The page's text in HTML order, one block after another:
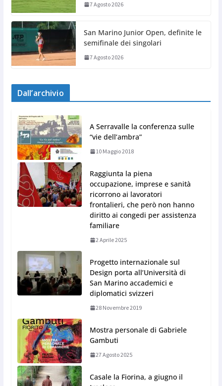
7 Agosto 2026
San Marino Junior Open, definite le
semifinale dei singolari
7 Agosto 2026
Dall’archivio
A Serravalle la conferenza sulle
“vie dell’ambra”
10 Maggio 2018
Raggiunta la piena
occupazione, imprese e sanità
ricorrono ai lavoratori
frontalieri, che però non hanno
diritto ai congedi per assistenza
familiare
2 Aprile 2025
Progetto internazionale sul
Design porta all’Università di
San Marino accademici e
diplomatici svizzeri
28 Novembre 2019
Mostra personale di Gabriele
Gambuti
27 Agosto 2025
Casale la Fiorina, a giugno il